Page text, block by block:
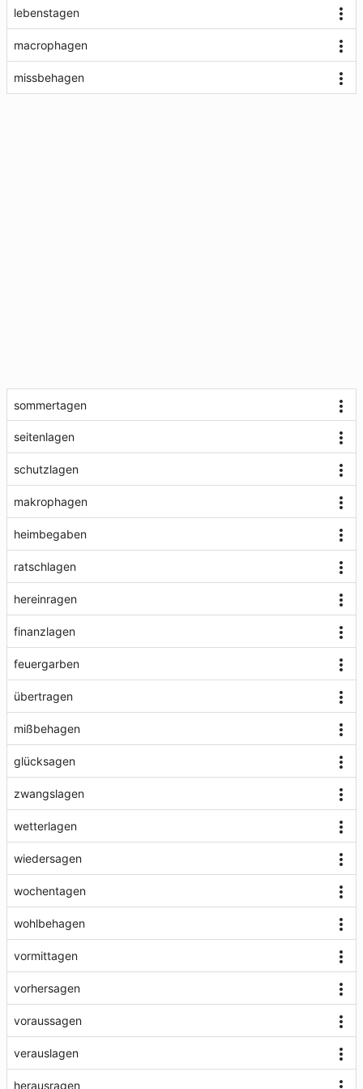
lebenstagen
macrophagen
missbehagen
sommertagen
seitenlagen
schutzlagen
makrophagen
heimbegaben
ratschlagen
hereinragen
finanzlagen
feuergarben
übertragen
mißbehagen
glücksagen
zwangslagen
wetterlagen
wiedersagen
wochentagen
wohlbehagen
vormittagen
vorhersagen
voraussagen
verauslagen
herausragen